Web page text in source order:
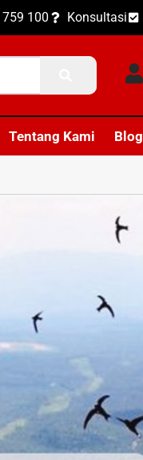
100 Konsultasi
Tentang Kami Blog